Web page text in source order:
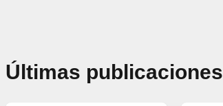
Últimas publicaciones